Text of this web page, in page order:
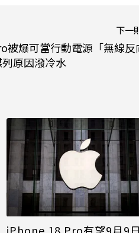
下一
被爆可當行動電源「無線反
原因潑冷水
iPhone 18 Pro有望9月9